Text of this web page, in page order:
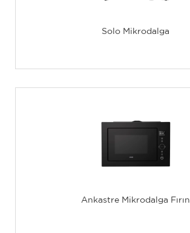
Solo Mikrodalga
Ankastre Mikrodalga Fırın